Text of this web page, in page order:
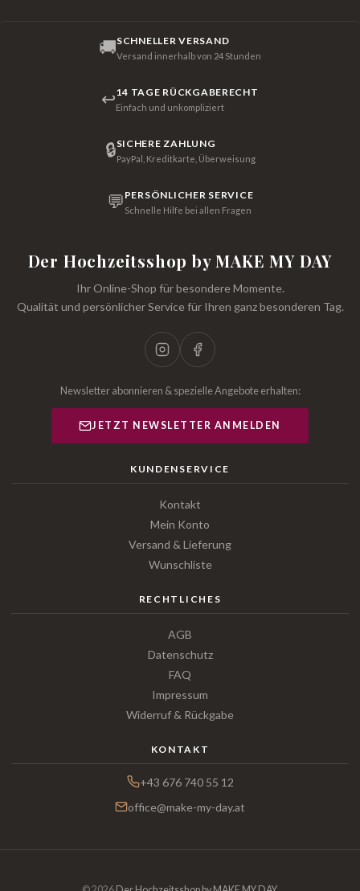
🚚SCHNELLER VERSAND
Versand innerhalb von 24 Stunden
↩14 TAGE RÜCKGABERECHT
Einfach und unkompliziert
🔒SICHERE ZAHLUNG
PayPal, Kreditkarte, Überweisung
💬 PERSÖNLICHER SERVICE
Schnelle Hilfe bei allen Fragen
Der Hochzeitsshop by MAKE MY DAY
Ihr Online-Shop für besondere Momente.
Qualität und persönlicher Service für Ihren ganz besonderen Tag.
Newsletter abonnieren & spezielle Angebote erhalten:
JETZT NEWSLETTER ANMELDEN
KUNDENSERVICE
Kontakt
Mein Konto
Versand & Lieferung
Wunschliste
RECHTLICHES
AGB
Datenschutz
FAQ
Impressum
Widerruf & Rückgabe
KONTAKT
+43 676 740 55 12
office@make-my-day.at